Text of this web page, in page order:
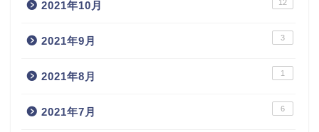
2021年10月 12
2021年9月 3
2021年8月 1
2021年7月 6